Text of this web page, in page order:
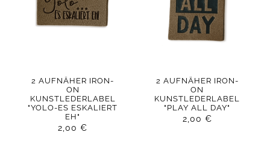
2 AUFNÄHER IRON-
ON
KUNSTLEDERLABEL
"YOLO-ES ESKALIERT
EH"
2,00€
2 AUFNÄHER IRON-
ON
KUNSTLEDERLABEL
"PLAY ALL DAY"
2,00 €